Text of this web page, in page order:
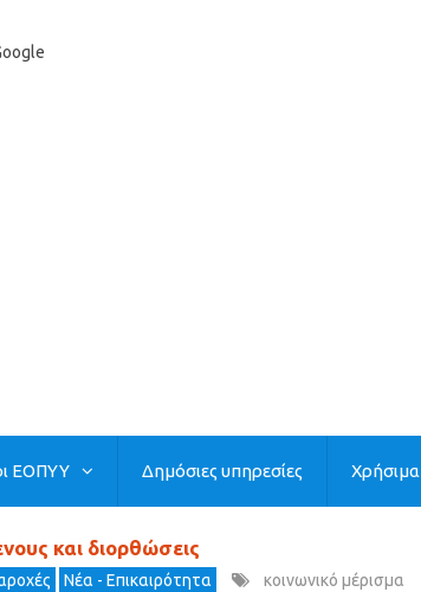
ΕΟΠΥΥ Δημόσιες υπηρεσίες Χρήσιμα
και διορθώσεις
Νέα - Επικαιρότητα κοινωνικό μέρισμα